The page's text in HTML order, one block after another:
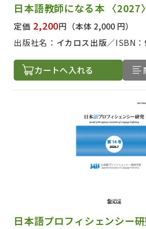
日本語教師になる本 〈2027〉
定価 2,200円 （本体 2,000 円）
出版社名： イカロス出版 ISBN：
カートへ入れる
日本語プロフィシェンシー